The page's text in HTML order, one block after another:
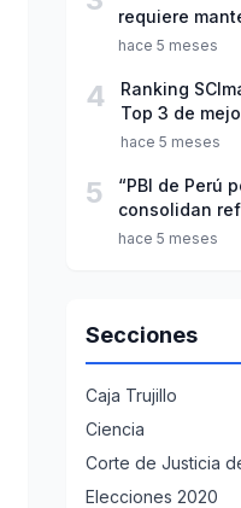
requiere
de inicio del
hace 5 meses
4
Ranking
Top 3 de
Perú
hace 5 meses
5
“PBI de Perú
consolidan
hace 5 meses
Secciones
Caja Trujillo
Ciencia
Corte de Justicia
Elecciones 2020